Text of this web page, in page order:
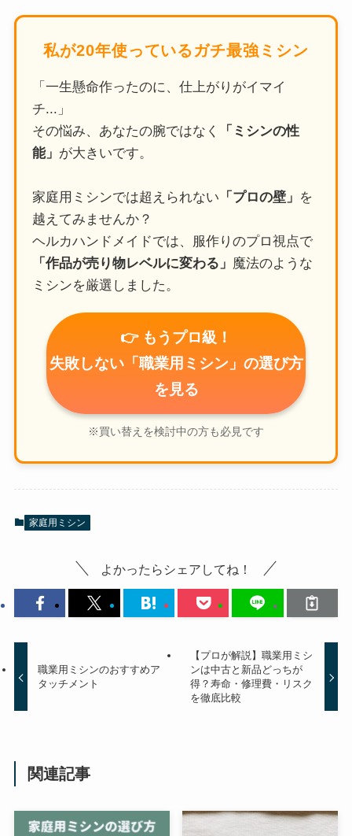
私が20年使っているガチ最強ミシン
「一生懸命作ったのに、仕上がりがイマイ
チ...」
その悩み、あなたの腕ではなく
「ミシンの性
能」 が大きいです。
家庭用ミシンでは超えられない 「プロの壁」 を
越えてみませんか？
ヘルカハンドメイドでは、服作りのプロ視点で
「作品が売り物レベルに変わる」 魔法のような
ミシンを厳選しました。
👉 もうプロ級！
失敗しない「職業用ミシン」の選び方
を見る
※買い替えを検討中の方も必見です
家庭用ミシン
よかったらシェアしてね！
職業用ミシンのおすすめア
タッチメント
【プロが解説】職業用ミシ
ンは中古と新品どっちが
得？寿命・修理費・リスク
を徹底比較
関連記事